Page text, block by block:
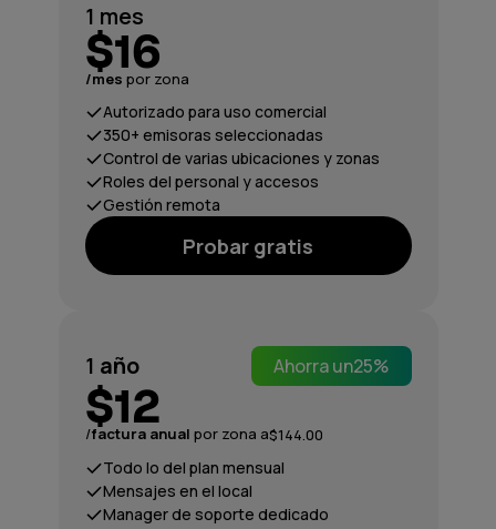
1 mes
$16
/mes por zona
Autorizado para uso comercial
350+ emisoras seleccionadas
Control de varias ubicaciones y zonas
Roles del personal y accesos
Gestión remota
Probar gratis
1 año Ahorra un25%
$12
/factura anual por zona a$144.00
Todo lo del plan mensual
Mensajes en el local
Manager de soporte dedicado